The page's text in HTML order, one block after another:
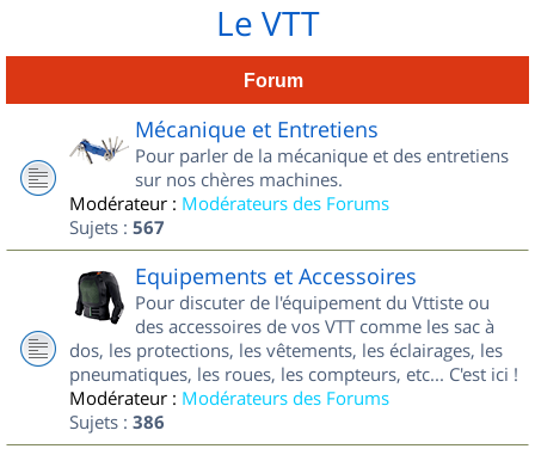
Le VTT
Forum
Mécanique et Entretiens
Pour parler de la mécanique et des entretiens
sur nos chères machines.
Modérateur : Modérateurs des Forums
Sujets : 567
Equipements et Accessoires
Pour discuter de l'équipement du Vttiste ou
des accessoires de vos VTT comme les sac à
dos, les protections, les vêtements, les éclairages, les
pneumatiques, les roues, les compteurs, etc... C'est ici !
Modérateur : Modérateurs des Forums
Sujets : 386